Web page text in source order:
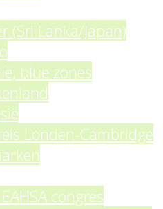
(Sri Lanka/Japan)
blue zones
Londen-Cambridge
congres